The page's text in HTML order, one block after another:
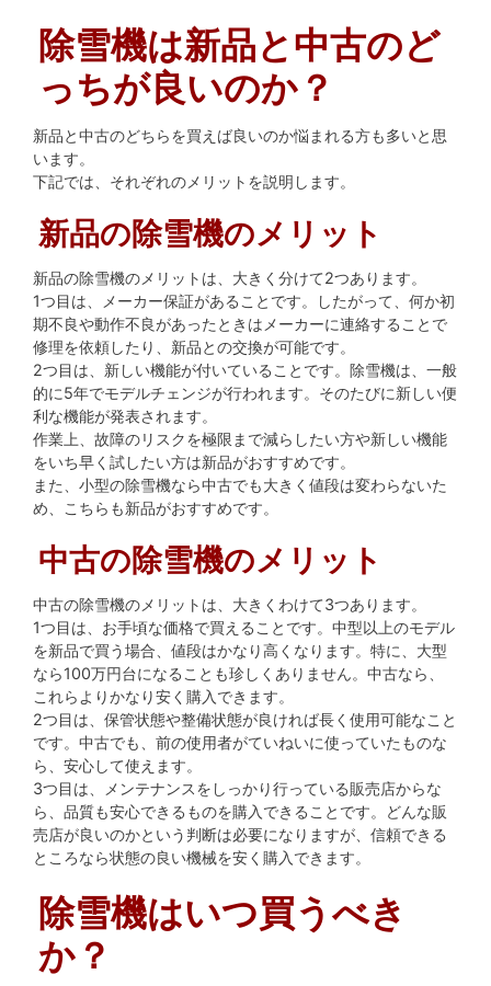
除雪機は新品と中古のど
っちが良いのか？
新品と中古のどちらを買えば良いのか悩まれる方も多いと思
います。
下記では、それぞれのメリットを説明します。
新品の除雪機のメリット
新品の除雪機のメリットは、大きく分けて2つあります。
1つ目は、メーカー保証があることです。したがって、何か初
期不良や動作不良があったときはメーカーに連絡することで
修理を依頼したり、新品との交換が可能です。
2つ目は、新しい機能が付いていることです。除雪機は、一般
的に5年でモデルチェンジが行われます。そのたびに新しい便
利な機能が発表されます。
作業上、故障のリスクを極限まで減らしたい方や新しい機能
をいち早く試したい方は新品がおすすめです。
また、小型の除雪機なら中古でも大きく値段は変わらないた
め、こちらも新品がおすすめです。
中古の除雪機のメリット
中古の除雪機のメリットは、大きくわけて3つあります。
1つ目は、お手頃な価格で買えることです。中型以上のモデル
を新品で買う場合、値段はかなり高くなります。特に、大型
なら100万円台になることも珍しくありません。中古なら、
これらよりかなり安く購入できます。
2つ目は、保管状態や整備状態が良ければ長く使用可能なこと
です。中古でも、前の使用者がていねいに使っていたものな
ら、安心して使えます。
3つ目は、メンテナンスをしっかり行っている販売店からな
ら、品質も安心できるものを購入できることです。どんな販
売店が良いのかという判断は必要になりますが、信頼できる
ところなら状態の良い機械を安く購入できます。
除雪機はいつ買うべき
か？